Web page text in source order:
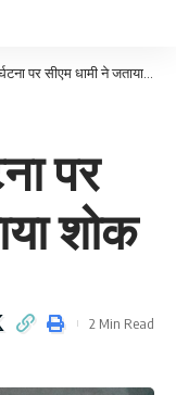
पर सीएम धामी ने जताया शोक
पर
शोक
2 Min Read